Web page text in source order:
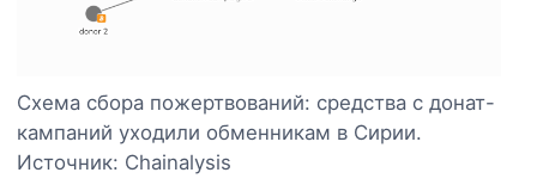
Схема сбора пожертвований: средства с донат-
кампаний уходили обменникам в Сирии.
Источник: Chainalysis